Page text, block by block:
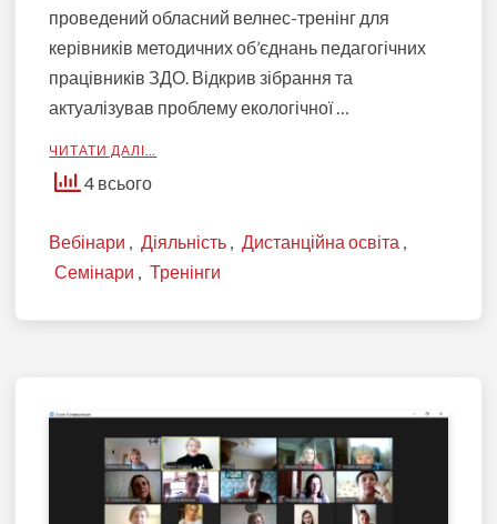
проведений обласний велнес-тренінг для
керівників методичних об’єднань педагогічних
працівників ЗДО. Відкрив зібрання та
актуалізував проблему екологічної …
ЧИТАТИ ДАЛІ…
4 всього
Вебінари Діяльність Дистанційна освіта
Семінари
Тренінги